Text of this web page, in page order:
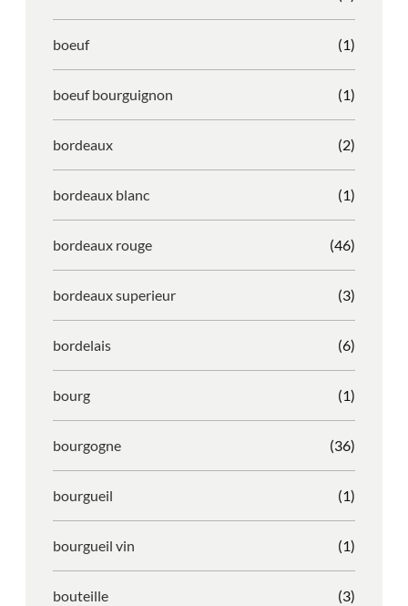
boeuf (1)
boeuf bourguignon (1)
bordeaux (2)
bordeaux blanc (1)
bordeaux rouge (46)
bordeaux superieur (3)
bordelais (6)
bourg (1)
bourgogne (36)
bourgueil (1)
bourgueil vin (1)
bouteille (3)